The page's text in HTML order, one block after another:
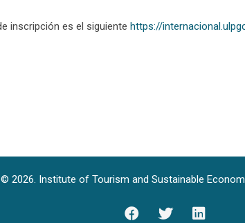
inscripción es el siguiente https://
© 2026. Institute of Tourism and Sustainable